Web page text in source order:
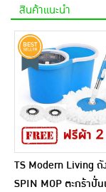
สินค้าแนะนำ
TS Modern Living ถั
SPIN MOP ตะกร้าปั่